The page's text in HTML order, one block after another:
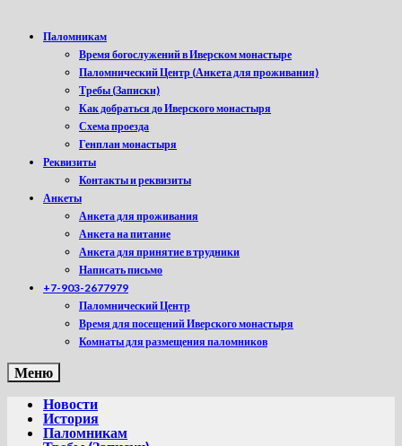
Паломникам
Время богослужений в Иверском монастыре
Паломнический Центр (Анкета для проживания)
Требы (Записки)
Как добраться до Иверского монастыря
Схема проезда
Генплан монастыря
Реквизиты
Контакты и реквизиты
Анкеты
Анкета для проживания
Анкета на питание
Анкета для принятие в трудники
Написать письмо
+7-903-2677979
Паломнический Центр
Время для посещений Иверского монастыря
Комнаты для размещения паломников
Меню
Новости
История
Паломникам